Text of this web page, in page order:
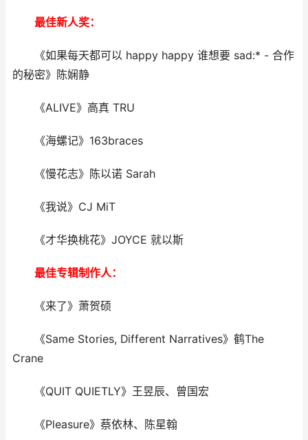
最佳新人奖：
《如果每天都可以 happy happy 谁想要 sad:* - 合作
的秘密》陈娴静
《ALIVE》高真 TRU
《海螺记》163braces
《慢花志》陈以诺 Sarah
《我说》CJ MiT
《才华换桃花》JOYCE 就以斯
最佳专辑制作人：
《来了》萧贺硕
《Same Stories, Different Narratives》鹤The
Crane
《QUIT QUIETLY》王昱辰、曾国宏
《Pleasure》蔡依林、陈星翰